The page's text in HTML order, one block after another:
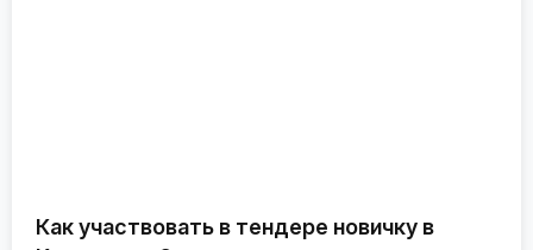
Как участвовать в тендере новичку в